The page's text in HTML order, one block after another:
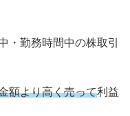
・勤務時間中の株取引
額より高く売って利益